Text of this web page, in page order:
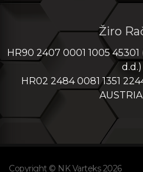
Žiro
HR90 2407 0001 1005 45301
d.d.)
HR02 2484 0081 1351
Copyright © NK Varteks 2026